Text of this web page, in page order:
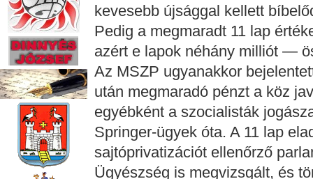
kevesebb újsággal kellett
Pedig a megmaradt 11 lap
azért e lapok néhány milliót —
Az MSZP ugyanakkor
után megmaradó pénzt a köz
egyébként a szocialisták
Springer-ügyek óta. A 11 lap
sajtóprivatizációt ellenőrző
Ügyészség is megvizsgált, és